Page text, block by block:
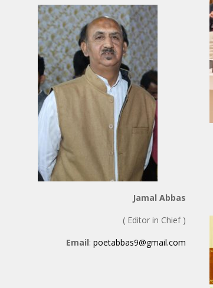
Jamal Abbas
( Editor in Chief )
Email: poetabbas9@gmail.com